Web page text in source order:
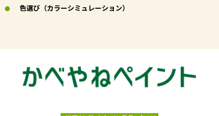
色選び（カラーシミュレーション）